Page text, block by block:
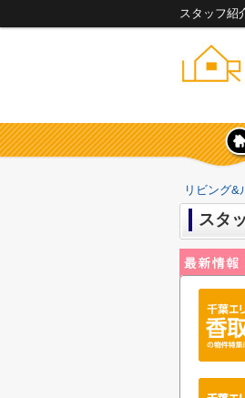
スタッフ紹
リビング&
スタ